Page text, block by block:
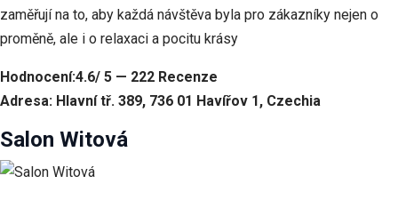
zaměřují na to, aby každá návštěva byla pro zákazníky nejen o
proměně, ale i o relaxaci a pocitu krásy
Hodnocení:4.6/ 5 — 222 Recenze
Adresa: Hlavní tř. 389, 736 01 Havířov 1, Czechia
Salon Witová